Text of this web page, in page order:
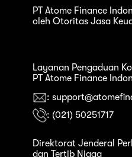
PT Atome Finance
oleh Otoritas Jasa
Layanan Pengaduan
PT Atome Finance
:
: (021) 50251717
Direktorat Jenderal
dan Tertib Niaga